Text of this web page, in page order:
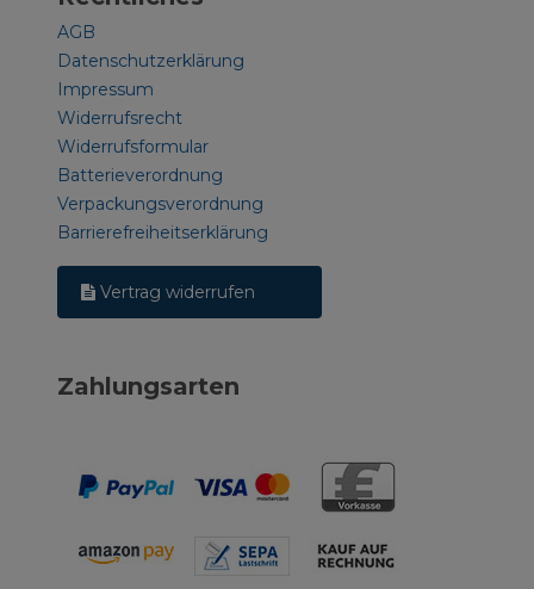
AGB
Datenschutzerklärung
Impressum
Widerrufsrecht
Widerrufsformular
Batterieverordnung
Verpackungsverordnung
Barrierefreiheitserklärung
Vertrag widerrufen
Zahlungsarten